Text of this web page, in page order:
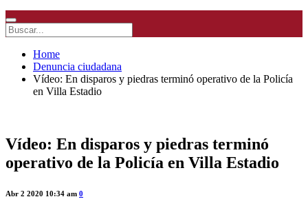
Home
Denuncia ciudadana
Vídeo: En disparos y piedras terminó operativo de la Policía
en Villa Estadio
Vídeo: En disparos y piedras terminó
operativo de la Policía en Villa Estadio
Abr 2 2020 10:34 am 0